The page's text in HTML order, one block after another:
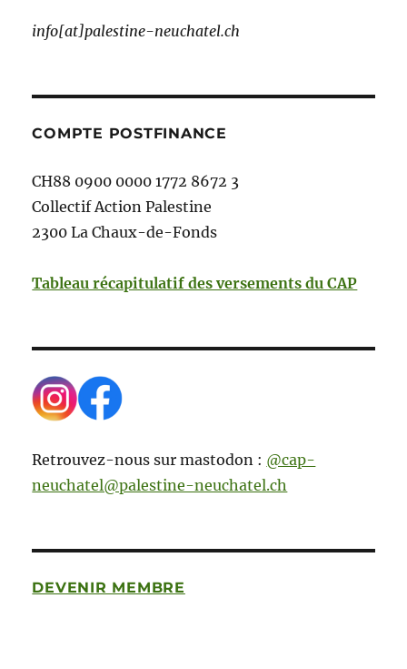
info[at]palestine-neuchatel.ch
COMPTE POSTFINANCE
CH88 0900 0000 1772 8672 3
Collectif Action Palestine
2300 La Chaux-de-Fonds
Tableau récapitulatif des versements du CAP
Retrouvez-nous sur mastodon : @cap-
neuchatel@palestine-neuchatel.ch
DEVENIR MEMBRE